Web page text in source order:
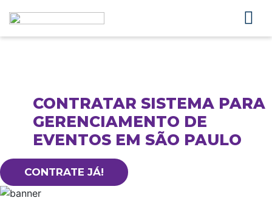
CONTRATAR SISTEMA PARA
GERENCIAMENTO DE
EVENTOS EM SÃO PAULO
CONTRATE JÁ!